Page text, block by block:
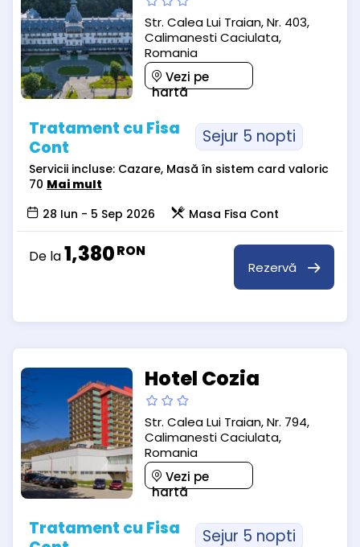
Str. Calea Lui Traian, Nr. 403,
Calimanesti Caciulata,
Romania
Vezi pe
hartă
Tratament cu Fisa
Cont
Sejur 5 nopti
Servicii incluse: Cazare, Masă în sistem card valoric
70 Mai mult
28 Iun - 5 Sep 2026
Masa Fisa Cont
De la1,380RON
Rezervă
Hotel Cozia
Str. Calea Lui Traian, Nr. 794,
Calimanesti Caciulata,
Romania
Vezi pe
hartă
Tratament cu Fisa
Sejur 5 nopti